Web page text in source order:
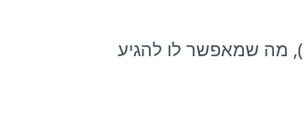
(ננומטר). אורך גל זה קריטי כי הוא חודר עמוק ויש לו פיזור נמוך ברקמה (Low scattering), מה שמאפשר לו להגיע